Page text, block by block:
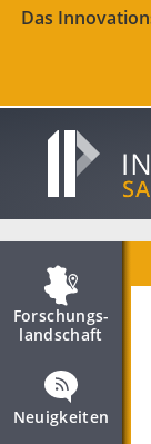
Das
Forschungs­
landschaft
Neuigkeiten